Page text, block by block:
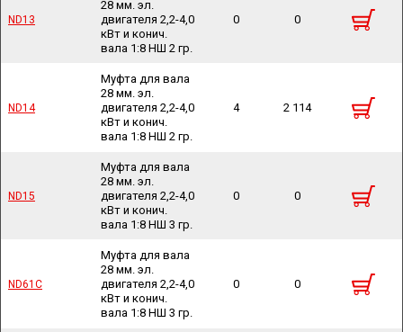
ND13
28 мм. эл.
двигателя 2,2-4,0
кВт и конич.
вала 1:8 НШ 2 гр.
0 0
ND14
Муфта для вала
28 мм. эл.
двигателя 2,2-4,0
кВт и конич.
вала 1:8 НШ 2 гр.
4 2 114
ND15
Муфта для вала
28 мм. эл.
двигателя 2,2-4,0
кВт и конич.
вала 1:8 НШ 3 гр.
0 0
ND61C
Муфта для вала
28 мм. эл.
двигателя 2,2-4,0
кВт и конич.
вала 1:8 НШ 3 гр.
0 0
ND13
ND14
ND15
ND61C